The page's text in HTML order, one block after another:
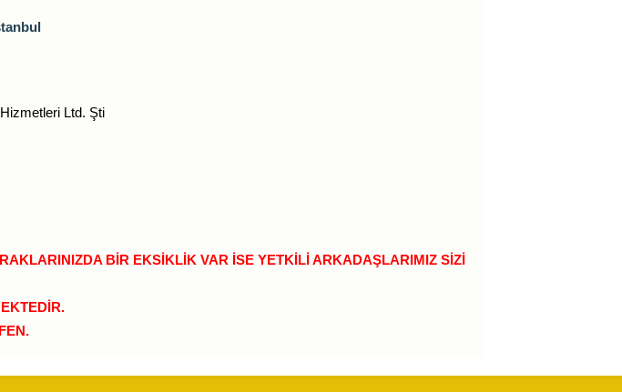
Ltd. Şti
BİR EKSİKLİK VAR İSE YETKİLİ ARKADAŞLARIMIZ SİZİ